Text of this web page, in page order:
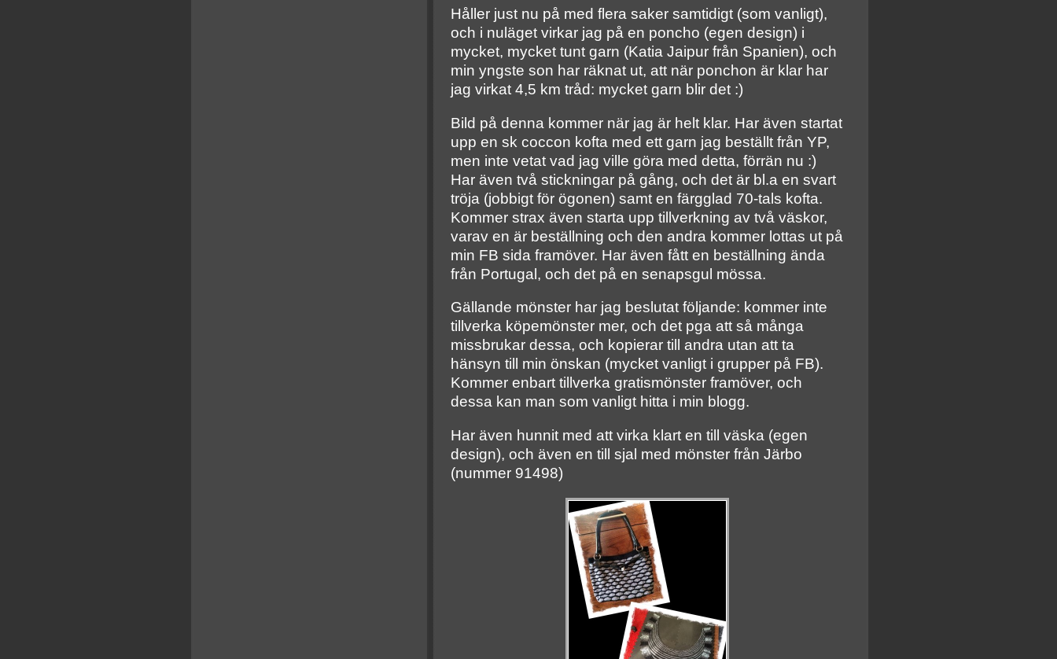
Håller just nu på med flera saker samtidigt (som vanligt),
och i nuläget virkar jag på en poncho (egen design) i
mycket, mycket tunt garn (Katia Jaipur från Spanien), och
min yngste son har räknat ut, att när ponchon är klar har
jag virkat 4,5 km tråd: mycket garn blir det :)
Bild på denna kommer när jag är helt klar. Har även startat
upp en sk coccon kofta med ett garn jag beställt från YP,
men inte vetat vad jag ville göra med detta, förrän nu :)
Har även två stickningar på gång, och det är bl.a en svart
tröja (jobbigt för ögonen) samt en färgglad 70-tals kofta.
Kommer strax även starta upp tillverkning av två väskor,
varav en är beställning och den andra kommer lottas ut på
min FB sida framöver. Har även fått en beställning ända
från Portugal, och det på en senapsgul mössa.
Gällande mönster har jag beslutat följande: kommer inte
tillverka köpemönster mer, och det pga att så många
missbrukar dessa, och kopierar till andra utan att ta
hänsyn till min önskan (mycket vanligt i grupper på FB).
Kommer enbart tillverka gratismönster framöver, och
dessa kan man som vanligt hitta i min blogg.
Har även hunnit med att virka klart en till väska (egen
design), och även en till sjal med mönster från Järbo
(nummer 91498)